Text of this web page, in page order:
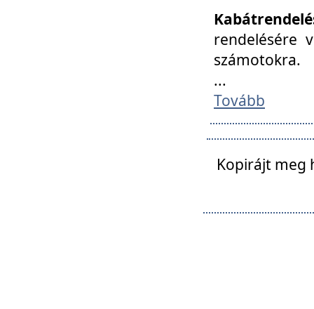
rendelésére
számotokra.
...
Tovább
Kopirájt meg